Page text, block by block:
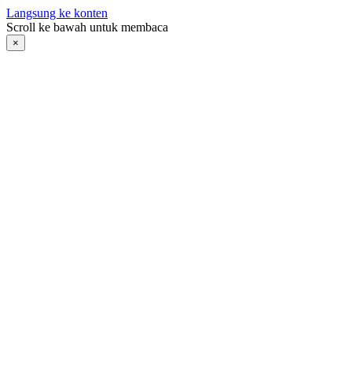
Langsung ke konten
Scroll ke bawah untuk membaca
×